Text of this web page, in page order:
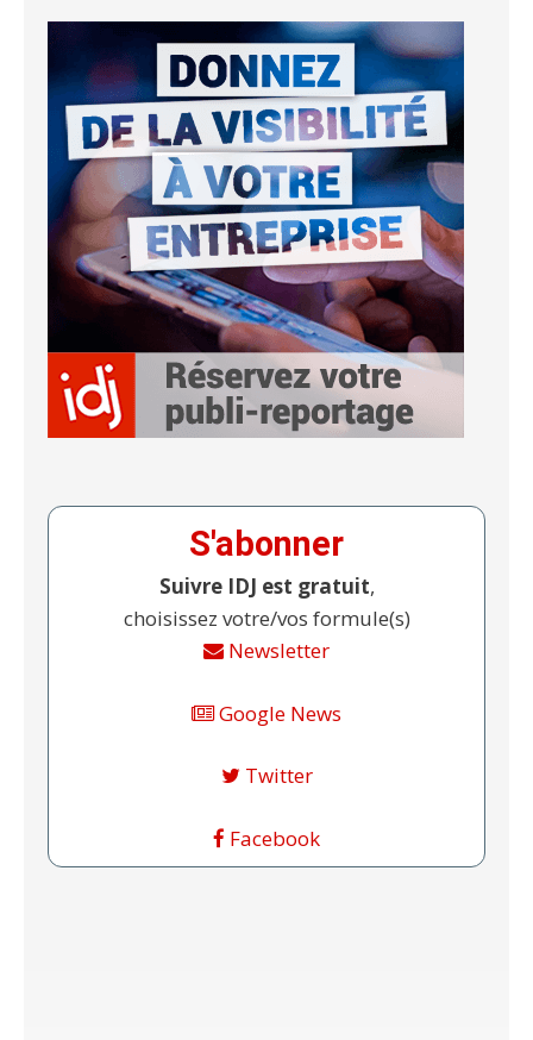
S'abonner
Suivre IDJ est gratuit,
choisissez votre/vos formule(s)
Newsletter
Google News
Twitter
Facebook